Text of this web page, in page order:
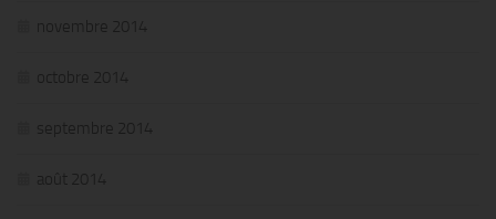
novembre 2014
octobre 2014
septembre 2014
août 2014